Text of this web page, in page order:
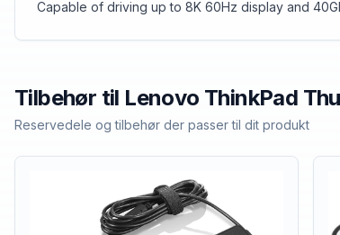
Capable of driving up to 8K 60Hz display and
Tilbehør til Lenovo ThinkPad
Reservedele og tilbehør der passer til dit produkt